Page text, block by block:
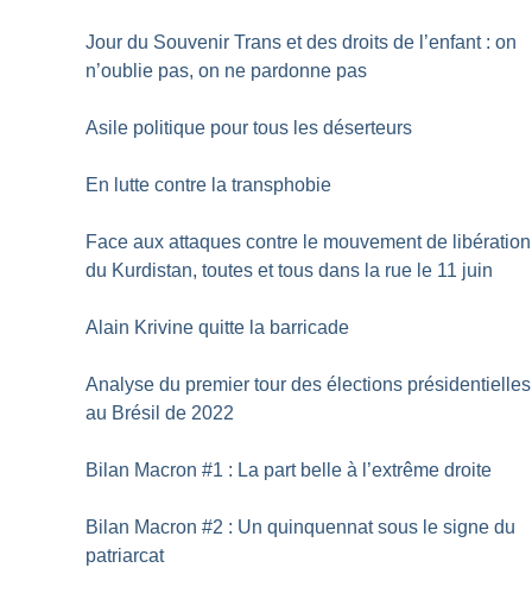
Jour du Souvenir Trans et des droits de l’enfant : on
n’oublie pas, on ne pardonne pas
Asile politique pour tous les déserteurs
En lutte contre la transphobie
Face aux attaques contre le mouvement de libération
du Kurdistan, toutes et tous dans la rue le 11 juin
Alain Krivine quitte la barricade
Analyse du premier tour des élections présidentielles
au Brésil de 2022
Bilan Macron #1 : La part belle à l’extrême droite
Bilan Macron #2 : Un quinquennat sous le signe du
patriarcat